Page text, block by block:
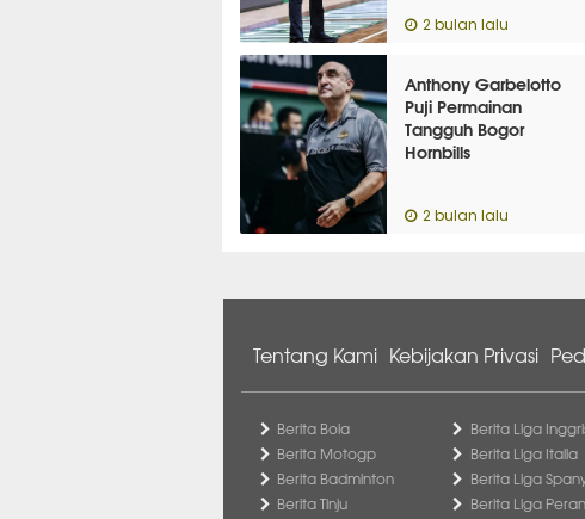
2 bulan lalu
Anthony Garbelotto
Puji Permainan
Tangguh Bogor
Hornbills
2 bulan lalu
Tentang Kami Kebijakan Privasi
Berita Bola
Berita Motogp
Berita Badminton
Berita Tinju
Berita Liga
Berita Liga Italia
Berita Liga
Berita Liga